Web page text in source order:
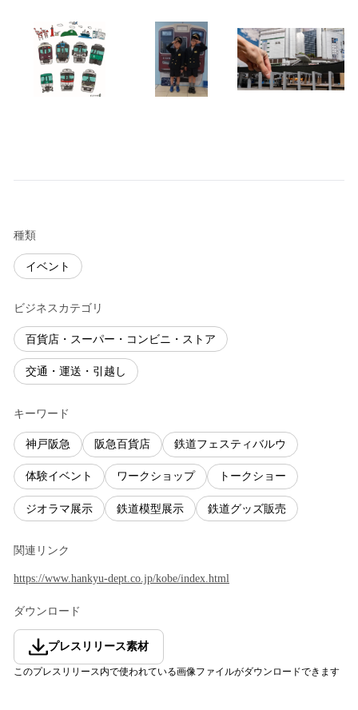
種類
イベント
ビジネスカテゴリ
百貨店・スーパー・コンビニ・ストア
交通・運送・引越し
キーワード
神戸阪急 阪急百貨店 鉄道フェスティバルウ
体験イベント ワークショップ トークショー
ジオラマ展示 鉄道模型展示 鉄道グッズ販売
関連リンク
https://www.hankyu-dept.co.jp/kobe/index.html
ダウンロード
プレスリリース素材
このプレスリリース内で使われている画像ファイルがダウンロードできます